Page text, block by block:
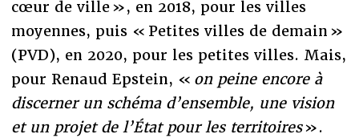
cœur de ville », en 2018, pour les villes
moyennes, puis « Petites villes de demain »
(PVD), en 2020, pour les petites villes. Mais,
pour Renaud Epstein, « on peine encore à
discerner un schéma d’ensemble, une vision
et un projet de l’État pour les territoires».